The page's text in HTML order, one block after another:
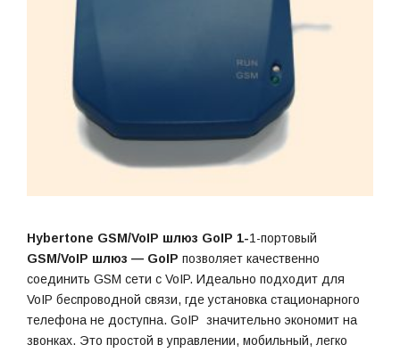
Hybertone GSM/VoIP шлюз GoIP 1-1-портовый
GSM/VoIP шлюз — GoIP позволяет качественно
соединить GSM сети с VoIP. Идеально подходит для
VoIP беспроводной связи, где установка стационарного
телефона не доступна. GoIP значительно экономит на
звонках. Это простой в управлении, мобильный, легко